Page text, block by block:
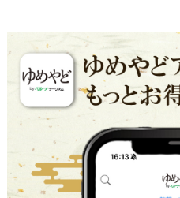
長野県 北信 湯田中温泉
せせらぎの宿 ホテル星川館
90分飲み放題付！信州［豚］鍋＆
ハーフバイキング
10,980円
8,480円～ 税込